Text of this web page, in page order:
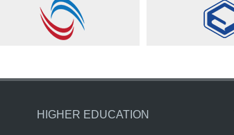
HIGHER EDUCATION